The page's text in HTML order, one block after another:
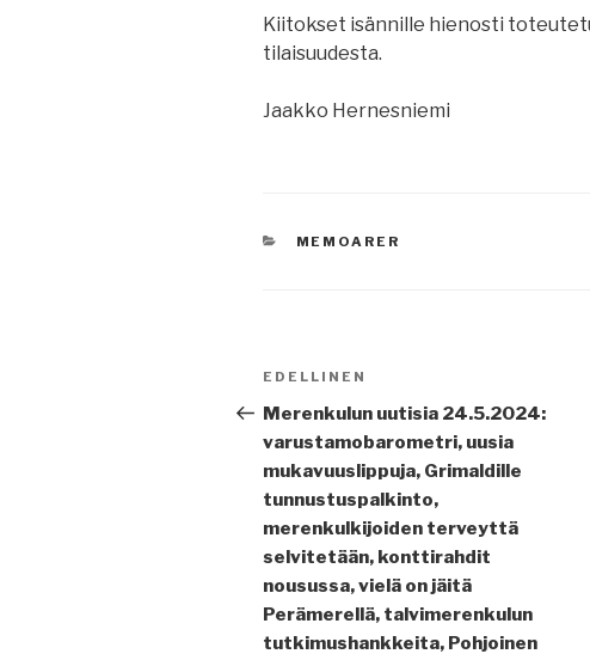
Kiitokset isännille hienosti
tilaisuudesta.
Jaakko Hernesniemi
KATEGORIAT
MEMOARER
Artikkelien
selaus
Edellinen
artikkeli
EDELLINEN
Merenkulun uutisia 24.5.2024:
varustamobarometri, uusia
mukavuuslippuja, Grimaldille
tunnustuspalkinto,
merenkulkijoiden terveyttä
selvitetään, konttirahdit
nousussa, vielä on jäitä
Perämerellä, talvimerenkulun
tutkimushankkeita, Pohjoinen